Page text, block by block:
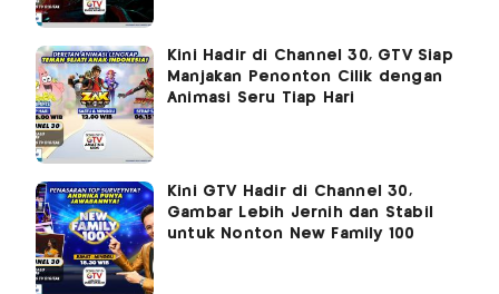
Kini Hadir di Channel 30, GTV Siap
Manjakan Penonton Cilik dengan
Animasi Seru Tiap Hari
Kini GTV Hadir di Channel 30,
Gambar Lebih Jernih dan Stabil
untuk Nonton New Family 100